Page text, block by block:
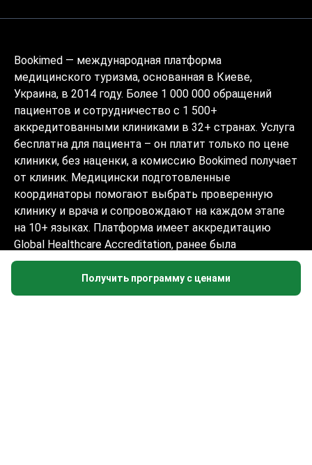
Получить программу с ценами
Bookimed — международная платформа
медицинского туризма, основанная в Киеве,
Украина, в 2014 году. Более 1 000 000 обращений
пациентов и сотрудничество с 1 500+
аккредитованными клиниками в 32+ странах. Услуга
бесплатна для пациента – он платит только по цене
клиники, без наценки, а комиссию Bookimed получает
от клиник. Медицински подготовленные
координаторы помогают выбрать проверенную
клинику и врача и сопровождают на каждом этапе
на 10+ языках. Платформа имеет аккредитацию
Global Healthcare Accreditation, ранее была
сертифицирована Temos (2024–2025). Рейтинг 4.6 на
Trustpilot и 4.4 на Google Reviews.
Информация на сайте не может быть